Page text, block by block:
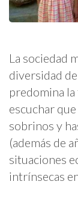
La sociedad
diversidad
predomina la
escuchar
sobrinos y
(además de
situaciones
intrínsecas